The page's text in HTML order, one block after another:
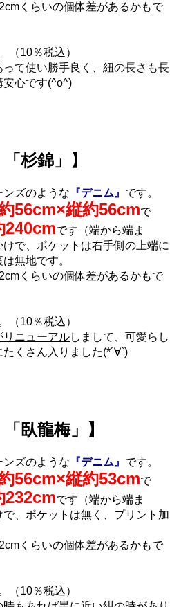
くらいの個体差があるかもで
（10％税込）
て使い勝手良く、紐の長さも長
安心です(^o^)
杉錦」】
ズのような 『デニム』 です。
56cm×縦約56cmで
240cmです（端から端ま
で、ポケットは右手側の上端に
無地です。
くらいの個体差があるかもで
（10％税込）
リニューアルしまして、可愛らし
くさん入りました(*´∀`)
臥龍梅」】
ズのような 『デニム』 です。
56cm×縦約53cmで
232cmです（端から端ま
、ポケットは無く、プリント加
くらいの個体差があるかもで
（10％税込）